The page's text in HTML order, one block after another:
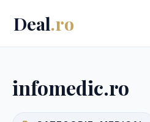
Deal.ro
infomedic.ro